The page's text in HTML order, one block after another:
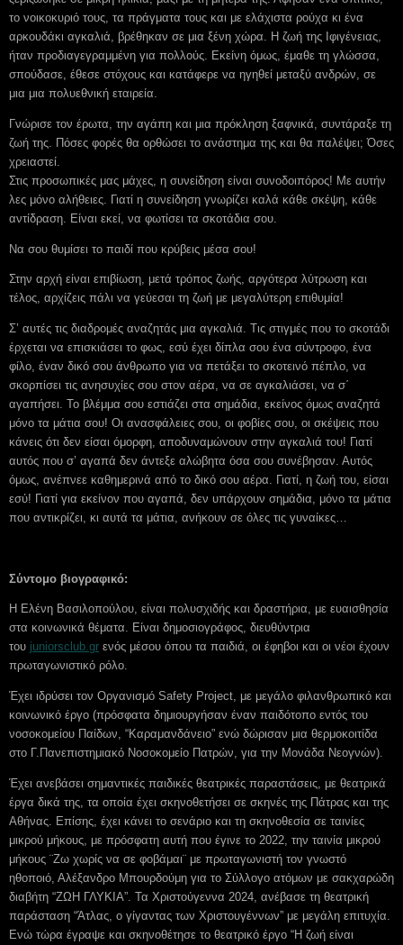
το νοικοκυριό τους, τα πράγματα τους και με ελάχιστα ρούχα κι ένα
αρκουδάκι αγκαλιά, βρέθηκαν σε μια ξένη χώρα. Η ζωή της Ιφιγένειας,
ήταν προδιαγεγραμμένη για πολλούς. Εκείνη όμως, έμαθε τη γλώσσα,
σπούδασε, έθεσε στόχους και κατάφερε να ηγηθεί μεταξύ ανδρών, σε
μια μια πολυεθνική εταιρεία.
Γνώρισε τον έρωτα, την αγάπη και μια πρόκληση ξαφνικά, συντάραξε τη
ζωή της. Πόσες φορές θα ορθώσει το ανάστημα της και θα παλέψει; Όσες
χρειαστεί.
Στις προσωπικές μας μάχες, η συνείδηση είναι συνοδοιπόρος! Με αυτήν
λες μόνο αλήθειες. Γιατί η συνείδηση γνωρίζει καλά κάθε σκέψη, κάθε
αντίδραση. Είναι εκεί, να φωτίσει τα σκοτάδια σου.
Να σου θυμίσει το παιδί που κρύβεις μέσα σου!
Στην αρχή είναι επιβίωση, μετά τρόπος ζωής, αργότερα λύτρωση και
τέλος, αρχίζεις πάλι να γεύεσαι τη ζωή με μεγαλύτερη επιθυμία!
Σ’ αυτές τις διαδρομές αναζητάς μια αγκαλιά. Τις στιγμές που το σκοτάδι
έρχεται να επισκιάσει το φως, εσύ έχει δίπλα σου ένα σύντροφο, ένα
φίλο, έναν δικό σου άνθρωπο για να πετάξει το σκοτεινό πέπλο, να
σκορπίσει τις ανησυχίες σου στον αέρα, να σε αγκαλιάσει, να σ΄
αγαπήσει. Το βλέμμα σου εστιάζει στα σημάδια, εκείνος όμως αναζητά
μόνο τα μάτια σου! Οι ανασφάλειες σου, οι φοβίες σου, οι σκέψεις που
κάνεις ότι δεν είσαι όμορφη, αποδυναμώνουν στην αγκαλιά του! Γιατί
αυτός που σ’ αγαπά δεν άντεξε αλώβητα όσα σου συνέβησαν. Αυτός
όμως, ανέπνεε καθημερινά από το δικό σου αέρα. Γιατί, η ζωή του, είσαι
εσύ! Γιατί για εκείνον που αγαπά, δεν υπάρχουν σημάδια, μόνο τα μάτια
που αντικρίζει, κι αυτά τα μάτια, ανήκουν σε όλες τις γυναίκες…
Σύντομο βιογραφικό:
Η Ελένη Βασιλοπούλου, είναι πολυσχιδής και δραστήρια, με ευαισθησία
στα κοινωνικά θέματα. Είναι δημοσιογράφος, διευθύντρια
του juniorsclub.gr ενός μέσου όπου τα παιδιά, οι έφηβοι και οι νέοι έχουν
πρωταγωνιστικό ρόλο.
Έχει ιδρύσει τον Οργανισμό Safety Project, με μεγάλο φιλανθρωπικό και
κοινωνικό έργο (πρόσφατα δημιουργήσαν έναν παιδότοπο εντός του
νοσοκομείου Παίδων, “Καραμανδάνειο” ενώ δώρισαν μια θερμοκοιτίδα
στο Γ.Πανεπιστημιακό Νοσοκομείο Πατρών, για την Μονάδα Νεογνών).
Έχει ανεβάσει σημαντικές παιδικές θεατρικές παραστάσεις, με θεατρικά
έργα δικά της, τα οποία έχει σκηνοθετήσει σε σκηνές της Πάτρας και της
Αθήνας. Επίσης, έχει κάνει το σενάριο και τη σκηνοθεσία σε ταινίες
μικρού μήκους, με πρόσφατη αυτή που έγινε το 2022, την ταινία μικρού
μήκους ¨Ζω χωρίς να σε φοβάμαι¨ με πρωταγωνιστή τον γνωστό
ηθοποιό, Αλέξανδρο Μπουρδούμη για το Σύλλογο ατόμων με σακχαρώδη
διαβήτη “ΖΩΗ ΓΛΥΚΙΑ”. Τα Χριστούγεννα 2024, ανέβασε τη θεατρική
παράσταση “Άτλας, ο γίγαντας των Χριστουγέννων” με μεγάλη επιτυχία.
Ενώ τώρα έγραψε και σκηνοθέτησε το θεατρικό έργο “Η ζωή είναι